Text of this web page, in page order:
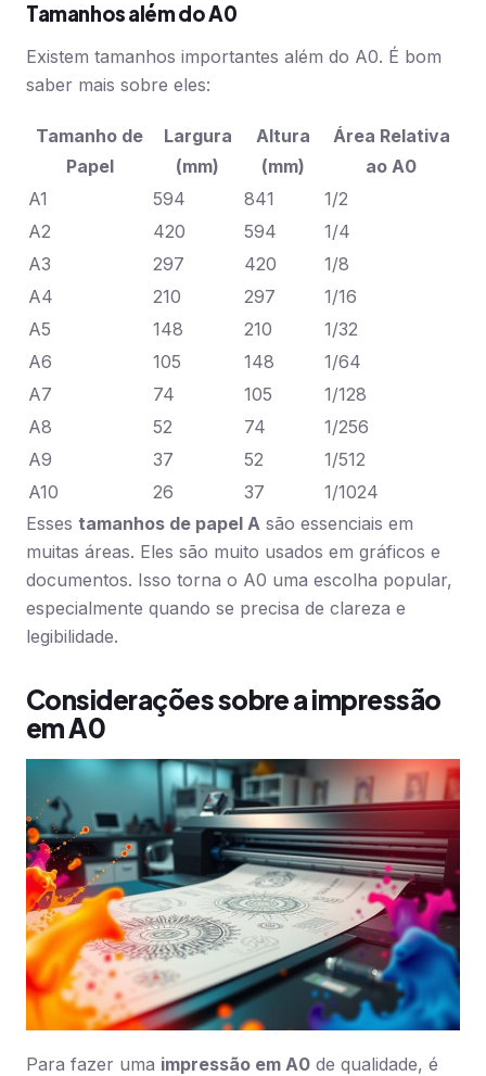
Tamanhos além do A0
Existem tamanhos importantes além do A0. É bom
saber mais sobre eles:
Tamanho de
Papel
Largura
(mm)
Altura
(mm)
Área Relativa
ao A0
A1
594 841
1/2
A2
420 594
1/4
A3
297 420
1/8
A4
210 297
1/16
A5
148 210
1/32
A6
105 148
1/64
A7
74 105
1/128
A8
52 74
1/256
A9
37 52
1/512
A10
26 37
1/1024
Esses tamanhos de papel A são essenciais em
muitas áreas. Eles são muito usados em gráficos e
documentos. Isso torna o A0 uma escolha popular,
especialmente quando se precisa de clareza e
legibilidade.
Considerações sobre a impressão
em A0
Para fazer uma impressão em A0 de qualidade, é